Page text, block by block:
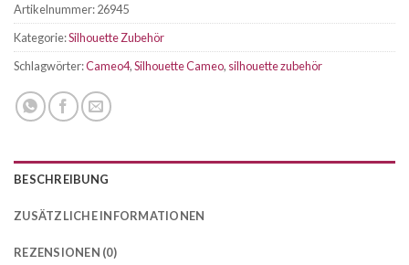
Artikelnummer:26945
Kategorie:Silhouette Zubehör
Schlagwörter:Cameo4,Silhouette Cameo, silhouette zubehör
BESCHREIBUNG
ZUSÄTZLICHE INFORMATIONEN
REZENSIONEN (0)